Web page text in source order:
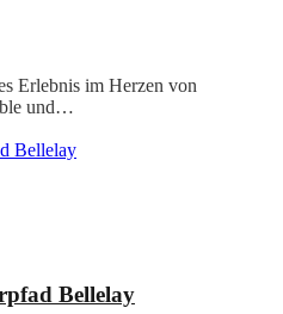
Erlebnis im Herzen von
und…
Bellelay